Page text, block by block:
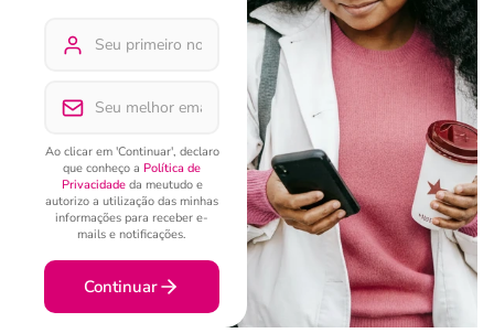
Ao clicar em 'Continuar', declaro
que conheço a Política de
Privacidadeda meutudo e
autorizo a utilização das minhas
informações para receber e-
mails e notificações.
Continuar